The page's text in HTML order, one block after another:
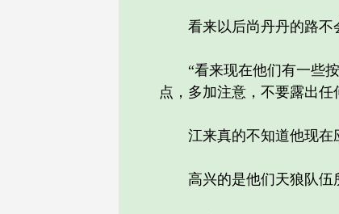
看来以后尚丹丹的路不会
“看来现在他们有一些按
点，多加注意，不要露出任
江来真的不知道他现在
高兴的是他们天狼队伍所